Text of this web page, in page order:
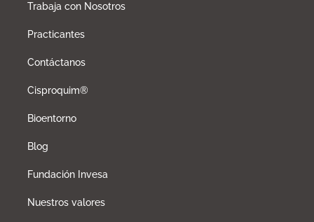
Trabaja con Nosotros
Practicantes
Contáctanos
Cisproquim®
Bioentorno
Blog
Fundación Invesa
Nuestros valores